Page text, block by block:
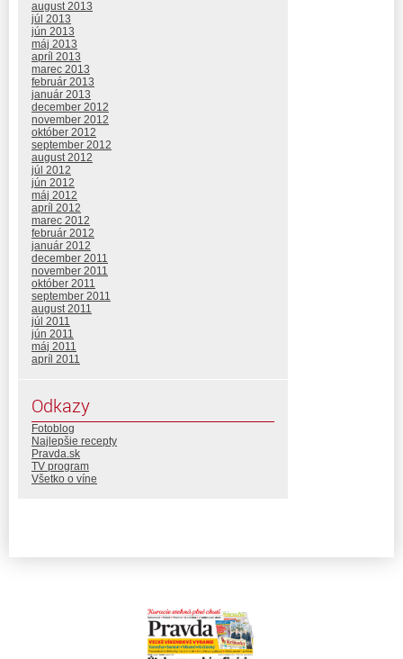
august 2013
júl 2013
jún 2013
máj 2013
apríl 2013
marec 2013
február 2013
január 2013
december 2012
november 2012
október 2012
september 2012
august 2012
júl 2012
jún 2012
máj 2012
apríl 2012
marec 2012
február 2012
január 2012
december 2011
november 2011
október 2011
september 2011
august 2011
júl 2011
jún 2011
máj 2011
apríl 2011
Odkazy
Fotoblog
Najlepšie recepty
Pravda.sk
TV program
Všetko o víne